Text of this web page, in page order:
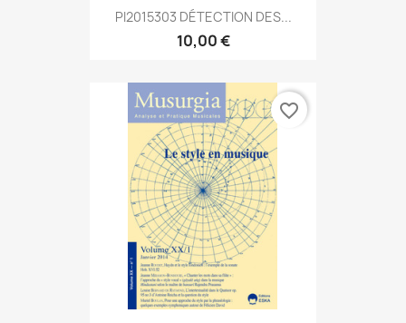
PI2015303 DÉTECTION DES...
10,00 €
favorite_border